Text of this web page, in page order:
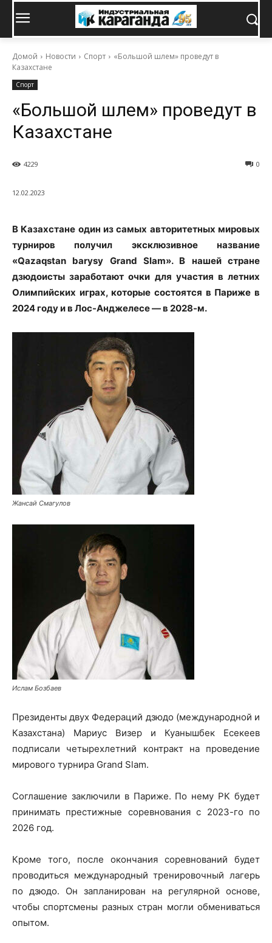
Домой Новости Спорт
«Большой шлем» проведут в
Казахстане
Спорт
«Большой шлем» проведут в
Казахстане
0
4229
12.02.2023
В Казахстане один из самых авторитетных мировых
турниров получил эксклюзивное название
«Qazaqstan barysy Grand Slam». В нашей стране
дзюдоисты заработают очки для участия в летних
Олимпийских играх, которые состоятся в Париже в
2024 году и в Лос-Анджелесе — в 2028-м.
Жансай Смагулов
Ислам Бозбаев
Президенты двух Федераций дзюдо (международной и
Казахстана) Мариус Визер и Куанышбек Есекеев
подписали четырехлетний контракт на проведение
мирового турнира Grand Slam.
Соглашение заключили в Париже. По нему РК будет
принимать престижные соревнования с 2023-го по
2026 год.
Кроме того, после окончания соревнований будет
проводиться международный тренировочный лагерь
по дзюдо. Он запланирован на регулярной основе,
чтобы спортсмены разных стран могли обмениваться
опытом.